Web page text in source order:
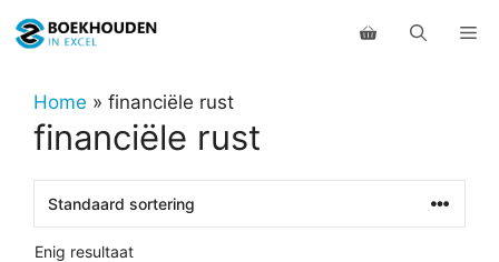
naar
inhoudHome » financiële rust
financiële rust
Enig resultaat